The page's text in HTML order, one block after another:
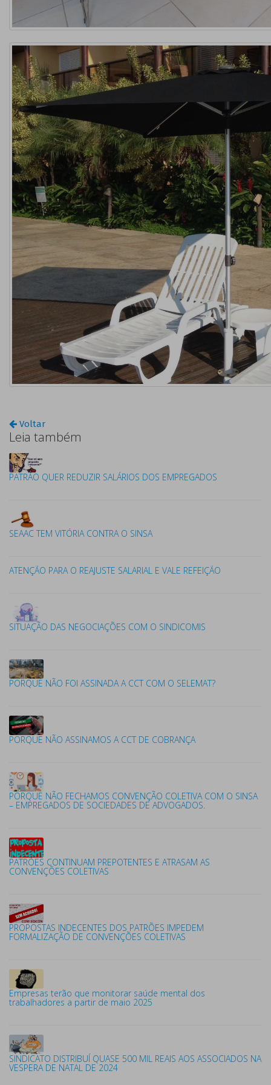
Voltar
Leia também
PATRÃO QUER REDUZIR SALÁRIOS DOS EMPREGADOS
SEAAC TEM VITÓRIA CONTRA O SINSA
ATENÇÃO PARA O REAJUSTE SALARIAL E VALE REFEIÇÃO
SITUAÇÃO DAS NEGOCIAÇÕES COM O SINDICOMIS
PORQUE NÃO FOI ASSINADA A CCT COM O SELEMAT?
PORQUE NÃO ASSINAMOS A CCT DE COBRANÇA
PORQUE NÃO FECHAMOS CONVENÇÃO COLETIVA COM O SINSA
– EMPREGADOS DE SOCIEDADES DE ADVOGADOS.
PATRÕES CONTINUAM PREPOTENTES E ATRASAM AS
CONVENÇÕES COLETIVAS
PROPOSTAS INDECENTES DOS PATRÕES IMPEDEM
FORMALIZAÇÃO DE CONVENÇÕES COLETIVAS
Empresas terão que monitorar saúde mental dos
trabalhadores a partir de maio 2025
SINDICATO DISTRIBUÍ QUASE 500 MIL REAIS AOS ASSOCIADOS NA
VESPERA DE NATAL DE 2024